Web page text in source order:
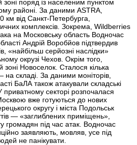
зоні поряд із населеним пунктом
районі. За даними ASTRA,
км від Санкт-Петербурга,
комплексів. Зокрема, Wildberries
на Московську область Водночас
Андрій Воробйов підтвердив
«найбільш серйозні наслідки»
окрузі Чехов. Окрім того,
Новоселок. Сталося кілька
складі. За даними моніторів,
БаЛА також атакували складські
секторі розпочалася
вже готуються до нових
округу і міста Подольськ
— «заглиблених приміщень»,
громадян під час атак. Водночас
заявляють, мовляв, усе під
не панікувати.